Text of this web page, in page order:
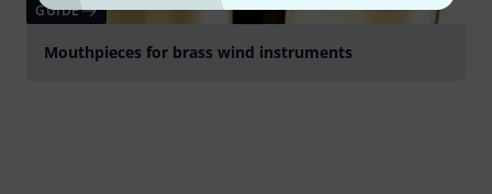
GUIDE
Mouthpieces for brass wind instruments